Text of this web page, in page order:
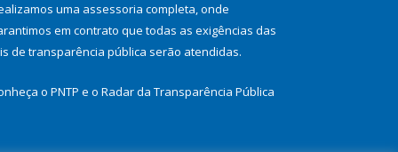
uma assessoria completa, onde
em contrato que todas as exigências das
de transparência pública serão atendidas.
o PNTP e o Radar da Transparência Pública